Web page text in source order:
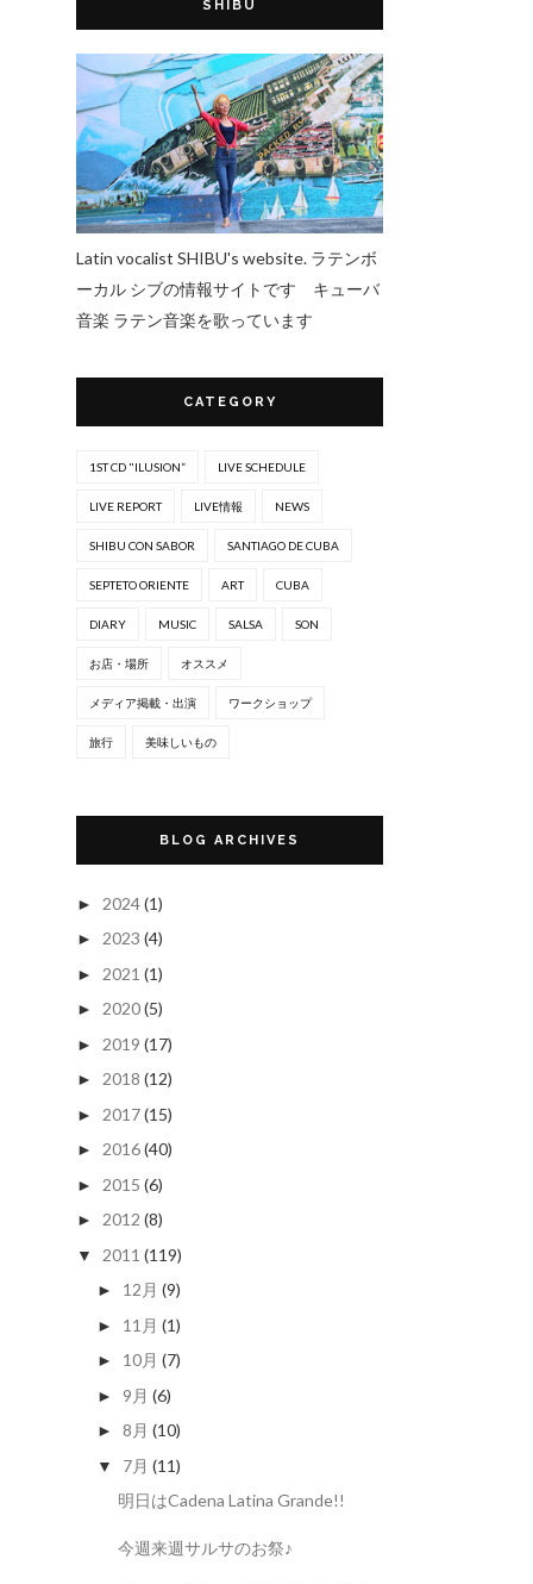
SHIBU
Latin vocalist SHIBU's website. ラテンボ
ーカル シブの情報サイトです キューバ
音楽 ラテン音楽を歌っています
CATEGORY
1ST CD "ILUSION” LIVE SCHEDULE
LIVE REPORT LIVE情報 NEWS
SHIBU CON SABOR SANTIAGO DE CUBA
SEPTETO ORIENTE ART CUBA
DIARY MUSIC SALSA SON
お店・場所 オススメ
メディア掲載・出演 ワークショップ
旅行 美味しいもの
BLOG ARCHIVES
► 2024(1)
► 2023 (4)
► 2021 (1)
► 2020(5)
► 2019 (17)
► 2018 (12)
► 2017(15)
► 2016(40)
► 2015 (6)
► 2012 (8)
▼ 2011 (119)
► 12月 (9)
► 11月 (1)
► 10月 (7)
► 9月 (6)
► 8月 (10)
▼ 7月 (11)
明日はCadena Latina Grande!!
今週来週サルサのお祭♪